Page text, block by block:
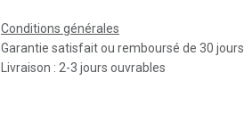
Conditions générales
Garantie satisfait ou remboursé de 30 jours
Livraison : 2-3 jours ouvrables